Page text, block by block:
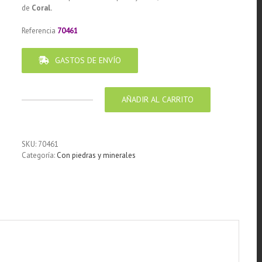
de Coral.
Referencia 70461
GASTOS DE ENVÍO
diseño
Triangulo
AÑADIR AL CARRITO
SKU: 70461
Categoría: Con piedras y minerales